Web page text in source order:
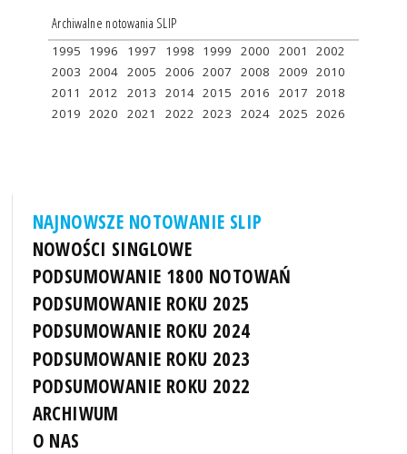
Archiwalne notowania SLIP
1995 1996 1997 1998 1999 2000 2001
2002
2003 2004 2005 2006 2007 2008 2009 2010
2011
2012 2013 2014 2015 2016 2017 2018
2019 2020 2021 2022 2023 2024 2025 2026
NAJNOWSZE NOTOWANIE SLIP
NOWOŚCI SINGLOWE
PODSUMOWANIE 1800 NOTOWAŃ
PODSUMOWANIE ROKU 2025
PODSUMOWANIE ROKU 2024
PODSUMOWANIE ROKU 2023
PODSUMOWANIE ROKU 2022
ARCHIWUM
O NAS